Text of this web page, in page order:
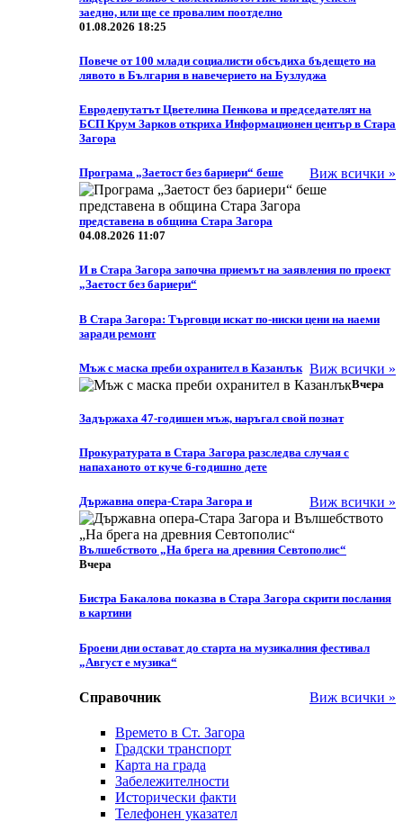
заедно, или ще се провалим поотделно
01.08.2026 18:25
Повече от 100 млади социалисти обсъдиха бъдещето на
лявото в България в навечерието на Бузлуджа
Eвродепутатът Цветелина Пенкова и председателят на
БСП Крум Зарков откриха Информационен център в Стара
Загора
Виж всички »
Програма „Заетост без бариери“ беше
представена в община Стара Загора
04.08.2026 11:07
И в Стара Загора започна приемът на заявления по проект
„Заетост без бариери“
В Стара Загора: Търговци искат по-ниски цени на наеми
заради ремонт
Виж всички »
Мъж с маска преби охранител в Казанлък
Вчера
Задържаха 47-годишен мъж, наръгал свой познат
Прокуратурата в Стара Загора разследва случая с
напаханото от куче 6-годишно дете
Виж всички »
Държавна опера-Стара Загора и
Вълшебството „На брега на древния Севтополис“
Вчера
Бистра Бакалова показва в Стара Загора скрити послания
в картини
Броени дни остават до старта на музикалния фестивал
„Август е музика“
Виж всички »
Справочник
Времето в Ст. Загора
Градски транспорт
Карта на града
Забележителности
Исторически факти
Телефонен указател